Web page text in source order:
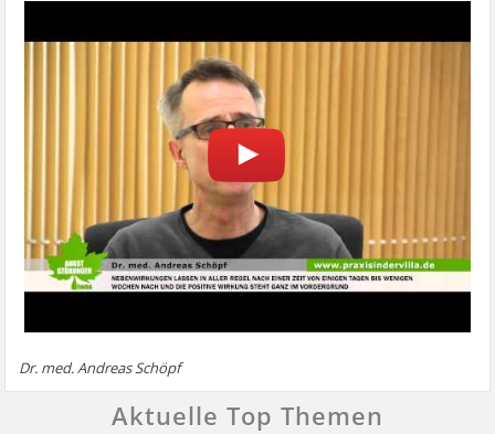
Dr. med. Andreas Schöpf
Aktuelle Top Themen